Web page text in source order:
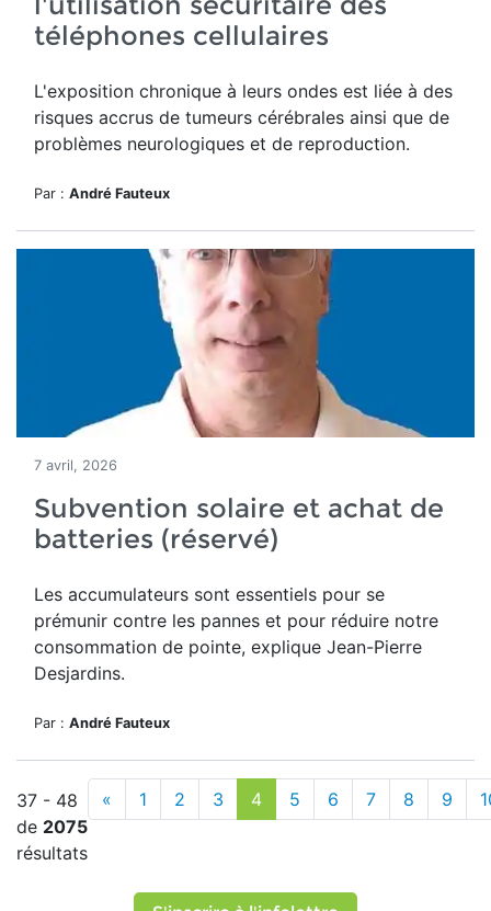
téléphones cellulaires
L'exposition chronique à leurs ondes est liée à des
risques accrus de tumeurs cérébrales ainsi que de
problèmes neurologiques et de reproduction.
Par : André Fauteux
7 avril, 2026
Subvention solaire et achat de
batteries (réservé)
Les accumulateurs sont essentiels pour se
prémunir contre les pannes et pour réduire notre
consommation de pointe, explique Jean-Pierre
Desjardins.
Par : André Fauteux
37 - 48
de 2075
résultats
« 1 2 3 4 5 6 7 8 9